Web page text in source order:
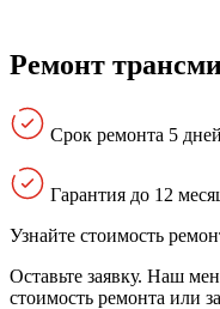
Ремонт
Срок ремонта 5 дней
Гарантия до 12
Узнайте стоимость
Оставьте заявку. Наш
стоимость ремонта или